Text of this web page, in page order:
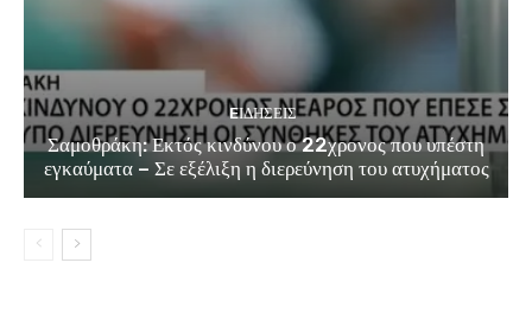
EΙΔΗΣΕΙΣ
Σαμοθράκη: Εκτός κινδύνου ο 22χρονος που υπέστη
εγκαύματα – Σε εξέλιξη η διερεύνηση του ατυχήματος